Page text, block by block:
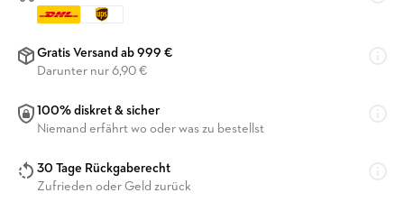
Gratis Versand ab 999 €
Darunter nur 6,90 €
100% diskret & sicher
Niemand erfährt wo oder was zu bestellst
30 Tage Rückgaberecht
Zufrieden oder Geld zurück